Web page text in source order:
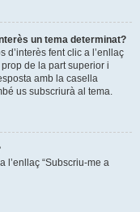
un tema determinat?
d’interès fent clic a l’enllaç
de la part superior i
amb la casella
us subscriurà al tema.
l’enllaç “Subscriu-me a